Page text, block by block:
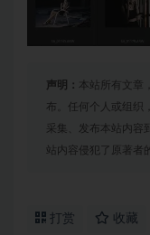
声明： 本站所有文章
布。任何个人或组织
采集、发布本站内容
站内容侵犯了原著者
打赏 收藏